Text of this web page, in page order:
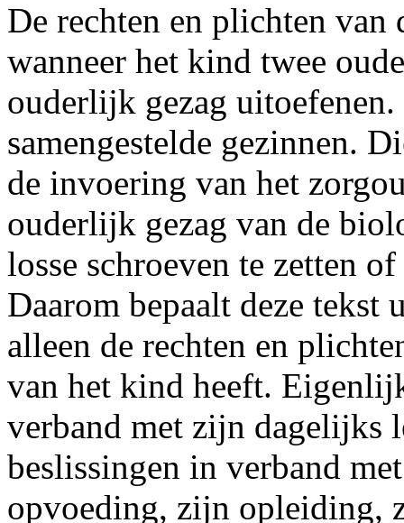
De rechten en plichten
wanneer het kind twee
ouderlijk gezag
samengestelde gezinnen.
de invoering van het
ouderlijk gezag van de
losse schroeven te zetten
Daarom bepaalt deze
alleen de rechten en
van het kind heeft.
verband met zijn dagelijks
beslissingen in verband
opvoeding, zijn opleiding,